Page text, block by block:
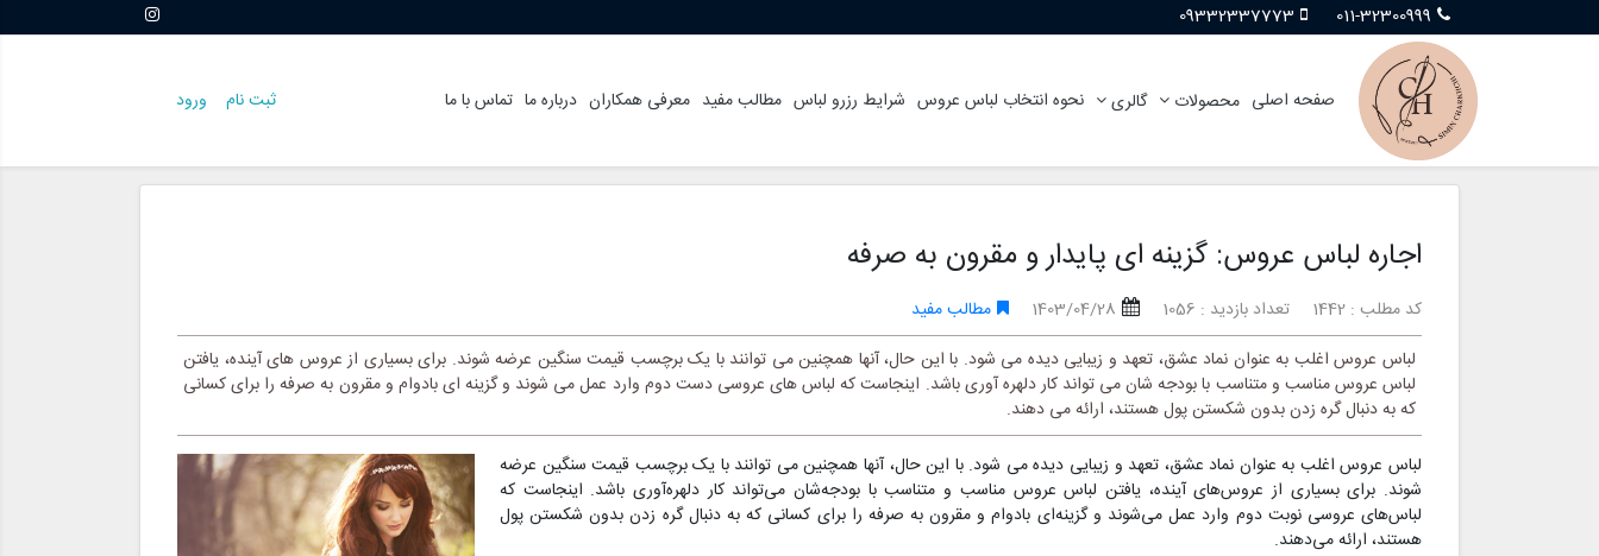
011-32300999
09332337773
ثبت نام ورود صفحه اصلی محصولات گالری نحوه انتخاب لباس عروس شرایط رزرو لباس مطالب مفید معرفی همکاران درباره ما تماس با ما
اجاره لباس عروس: گزینه ای پایدار و مقرون به صرفه
کد مطلب : 1442 تعداد بازدید : 1056 1403/04/28
مطالب مفید
لباس عروس اغلب به عنوان نماد عشق، تعهد و زیبایی دیده می شود. با این حال، آنها همچنین می توانند با یک برچسب قیمت سنگین عرضه شوند. برای بسیاری از عروس های آینده، یافتن
لباس عروس مناسب و متناسب با بودجه شان می تواند کار دلهره آوری باشد. اینجاست که لباس های عروسی دست دوم وارد عمل می شوند و گزینه ای بادوام و مقرون به صرفه را برای کسانی
که به دنبال گره زدن بدون شکستن پول هستند، ارائه می دهند.
لباس عروس اغلب به عنوان نماد عشق، تعهد و زیبایی دیده می شود. با این حال، آنها همچنین می توانند با یک برچسب قیمت سنگین عرضه
شوند. برای بسیاری از عروس‌های آینده، یافتن لباس عروس مناسب و متناسب با بودجه‌شان می‌تواند کار دلهره‌آوری باشد. اینجاست که
لباس‌های عروسی نوبت دوم وارد عمل می‌شوند و گزینه‌ای بادوام و مقرون به صرفه را برای کسانی که به دنبال گره زدن بدون شکستن پول
هستند، ارائه می‌دهند.